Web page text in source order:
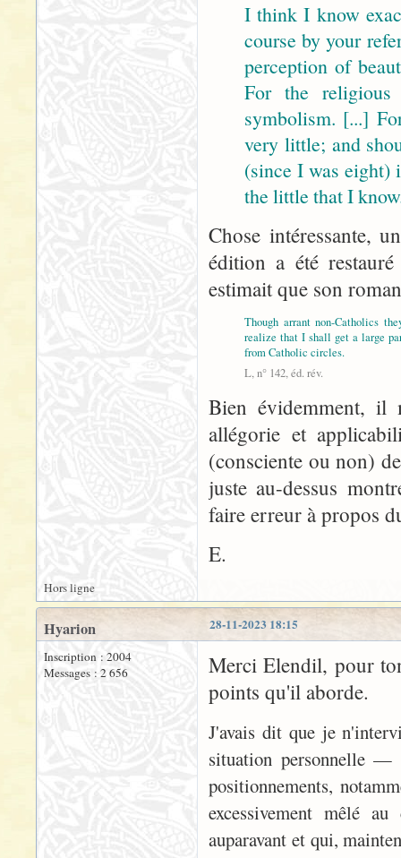
I think I know
course by your
perception of
For the
symbolism. [...]
very little; and
(since I was eight)
the little that I
Chose intéressante,
édition a été
estimait que son
Though arrant non-Catholics
realize that I shall get a large
from Catholic circles.
L, n° 142, éd. rév.
Bien évidemment, il
allégorie et
(consciente ou non)
juste au-dessus
faire erreur à propos
E.
Hors ligne
28-11-2023 18:15
Hyarion
Inscription : 2004
Messages : 2 656
Merci Elendil, pour
points qu'il aborde.
J'avais dit que je
situation personnelle
positionnements,
excessivement mêlé
auparavant et qui,